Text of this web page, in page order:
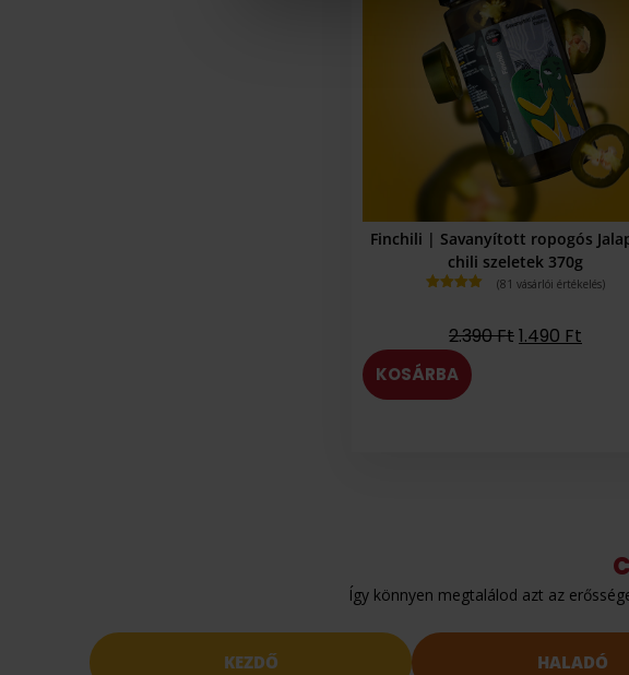
Finchili | Savanyított ropogós
chili szeletek 370g
értékelés
alapján
(81 vásárlói értékelés)
2.390Ft1.490 Ft
KOSÁRBA
Így könnyen megtalálod azt az
KEZDŐ HALADÓ